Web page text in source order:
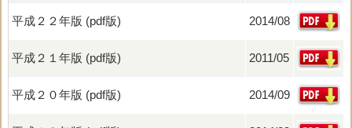
平成２２年版 (pdf版) 2014/08
平成２１年版 (pdf版) 2011/05
平成２０年版 (pdf版) 2014/09